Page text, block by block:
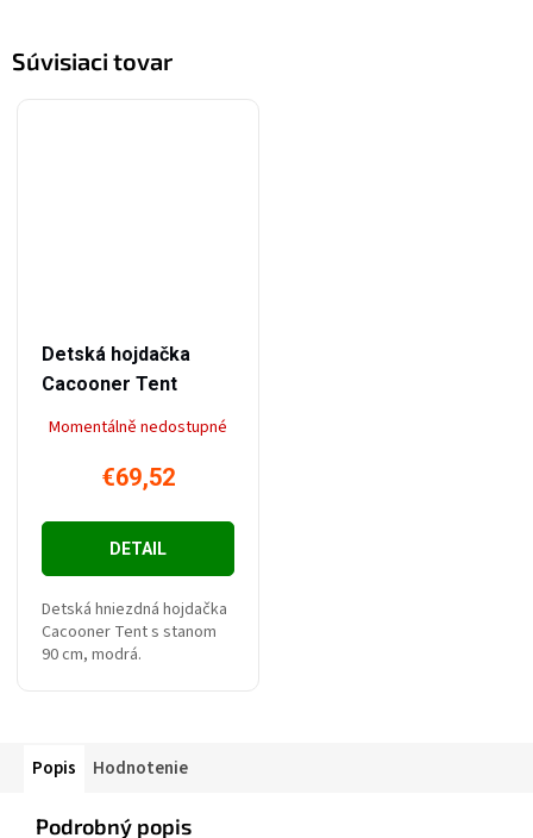
Súvisiaci tovar
Detská hojdačka
Cacooner Tent
Momentálně nedostupné
€69,52
DETAIL
Detská hniezdná hojdačka
Cacooner Tent s stanom
90 cm, modrá.
Popis Hodnotenie
Podrobný popis